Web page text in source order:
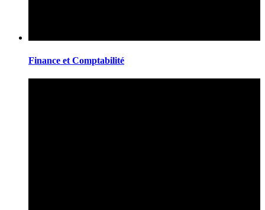
Finance et Comptabilité